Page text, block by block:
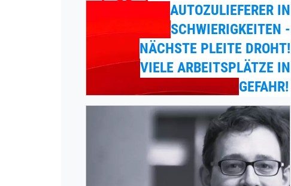
AUTOZULIEFERER IN
SCHWIERIGKEITEN -
NÄCHSTE PLEITE DROHT!
VIELE ARBEITSPLÄTZE IN
GEFAHR!